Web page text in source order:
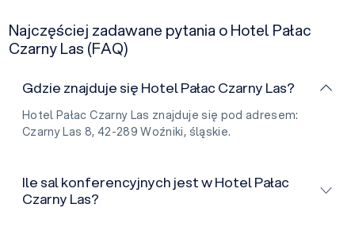
Najczęściej zadawane pytania o Hotel Pałac
Czarny Las (FAQ)
Gdzie znajduje się Hotel Pałac Czarny Las?
Hotel Pałac Czarny Las znajduje się pod adresem:
Czarny Las 8, 42-289 Woźniki, śląskie.
Ile sal konferencyjnych jest w Hotel Pałac
Czarny Las?